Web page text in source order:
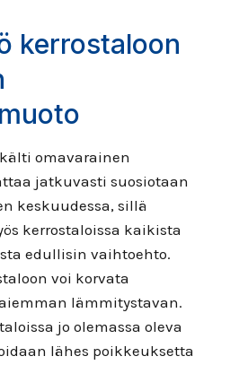
kerrostaloon
omavarainen
jatkuvasti suosiotaan
keskuudessa, sillä
kerrostaloissa kaikista
edullisin vaihtoehto.
voi korvata
lämmitystavan.
jo olemassa oleva
lähes poikkeuksetta